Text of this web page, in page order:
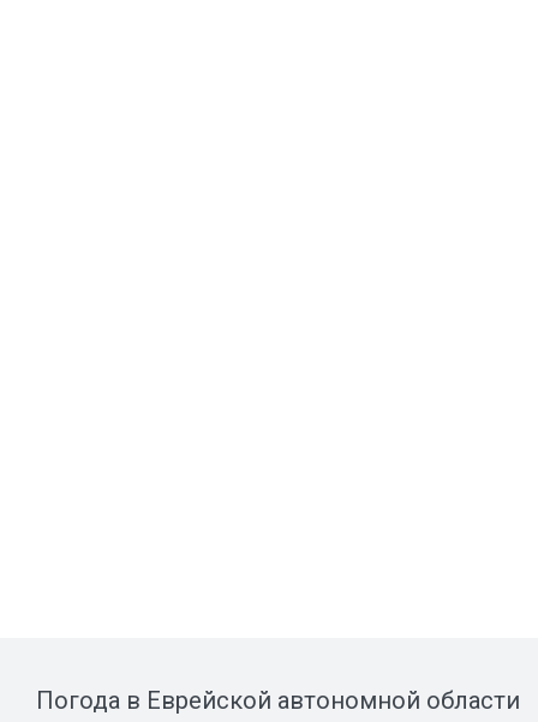
Погода в Еврейской автономной области